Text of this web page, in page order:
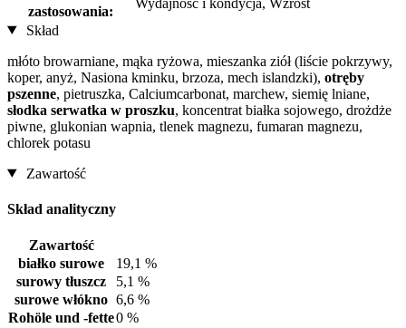
zastosowania:
Skład
młóto browarniane, mąka ryżowa, mieszanka ziół (liście pokrzywy,
koper, anyż, Nasiona kminku, brzoza, mech islandzki), otręby
pszenne, pietruszka, Calciumcarbonat, marchew, siemię lniane,
słodka serwatka w proszku, koncentrat białka sojowego, drożdże
piwne, glukonian wapnia, tlenek magnezu, fumaran magnezu,
chlorek potasu
Zawartość
Skład analityczny
Zawartość
białko surowe
19,1 %
surowy tłuszcz
5,1 %
surowe włókno 6,6 %
Rohöle und -fette0 %